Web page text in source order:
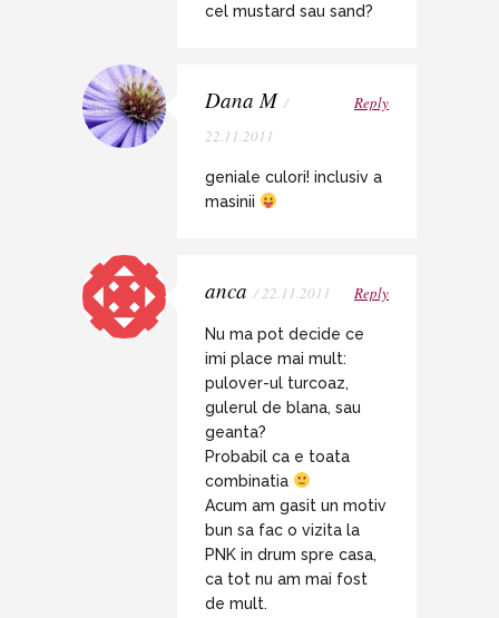
cel mustard sau sand?
Dana M /
22.11.2011
Reply
geniale culori! inclusiv a
masinii
anca / 22.11.2011 Reply
Nu ma pot decide ce
imi place mai mult:
pulover-ul turcoaz,
gulerul de blana, sau
geanta?
Probabil ca e toata
combinatia
Acum am gasit un motiv
bun sa fac o vizita la
PNK in drum spre casa,
ca tot nu am mai fost
de mult.